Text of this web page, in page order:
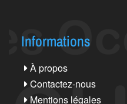
Informations
À propos
Contactez-nous
Mentions légales